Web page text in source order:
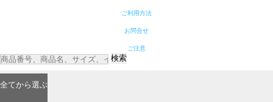
ご利用方法
お問合せ
ご注意
検索
全てから選ぶ